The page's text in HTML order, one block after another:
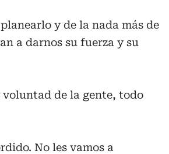
y de la nada más de
a darnos su fuerza y su
voluntad de la gente, todo
No les vamos a